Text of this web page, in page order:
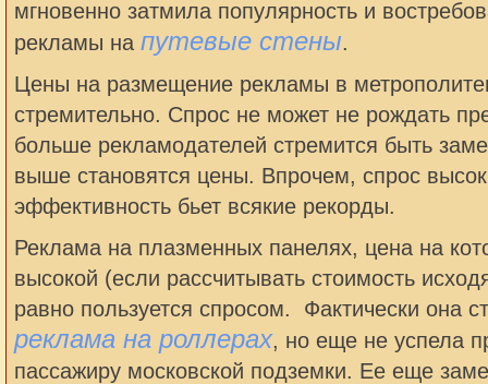
мгновенно затмила популярность и
рекламы на путевые стены.
Цены на размещение рекламы в
стремительно. Спрос не может не рождать
больше рекламодателей стремится быть
выше становятся цены. Впрочем, спрос высок
эффективность бьет всякие рекорды.
Реклама на плазменных панелях, цена на
высокой (если рассчитывать стоимость
равно пользуется спросом. Фактически она
реклама на роллерах, но еще не успела
пассажиру московской подземки. Ее еще